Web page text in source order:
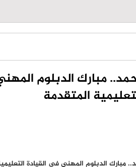
مبارك الدبلوم
المتقدمة